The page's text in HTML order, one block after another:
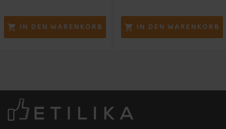
 IN DEN WARENKORB  IN DEN WARENKORB